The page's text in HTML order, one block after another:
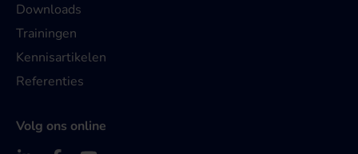
Downloads
Trainingen
Kennisartikelen
Referenties
Volg ons online